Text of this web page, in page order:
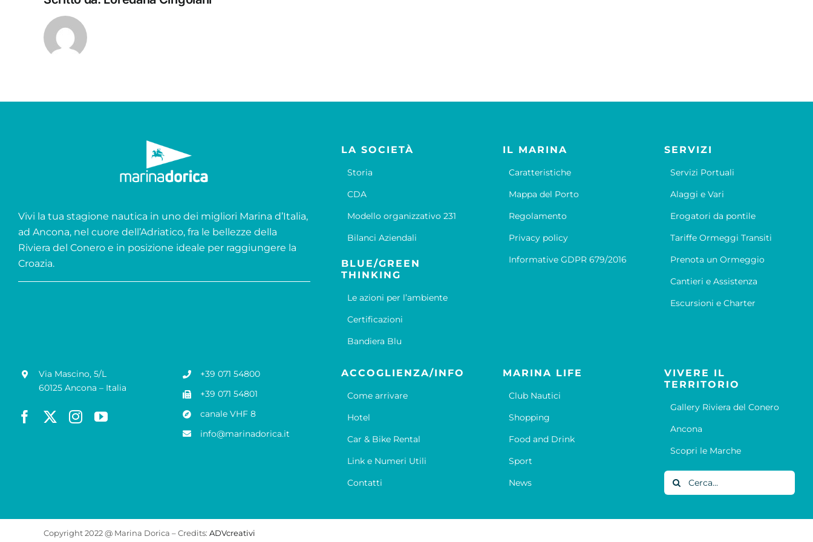
Vivi la tua stagione nautica in uno dei migliori Marina d’Italia,
ad Ancona, nel cuore dell’Adriatico, fra le bellezze della
Riviera del Conero e in posizione ideale per raggiungere la
Croazia.
LA SOCIETÀ
Storia
CDA
Modello organizzativo 231
Bilanci Aziendali
BLUE/GREEN
THINKING
Le azioni per l’ambiente
Certificazioni
Bandiera Blu
IL MARINA
Caratteristiche
Mappa del Porto
Regolamento
Privacy policy
Informative GDPR 679/2016
SERVIZI
Servizi Portuali
Alaggi e Vari
Erogatori da pontile
Tariffe Ormeggi Transiti
Prenota un Ormeggio
Cantieri e Assistenza
Escursioni e Charter
Via Mascino, 5/L
60125 Ancona – Italia
+39 071 54800
+39 071 54801
canale VHF 8
info@marinadorica.it
ACCOGLIENZA/INFO
Come arrivare
Hotel
Car & Bike Rental
Link e Numeri Utili
Contatti
MARINA LIFE
Club Nautici
Shopping
Food and Drink
Sport
News
VIVERE IL
TERRITORIO
Gallery Riviera del Conero
Ancona
Scopri le Marche
Cerca
per:
Copyright 2022 @ Marina Dorica – Credits: ADVcreativi